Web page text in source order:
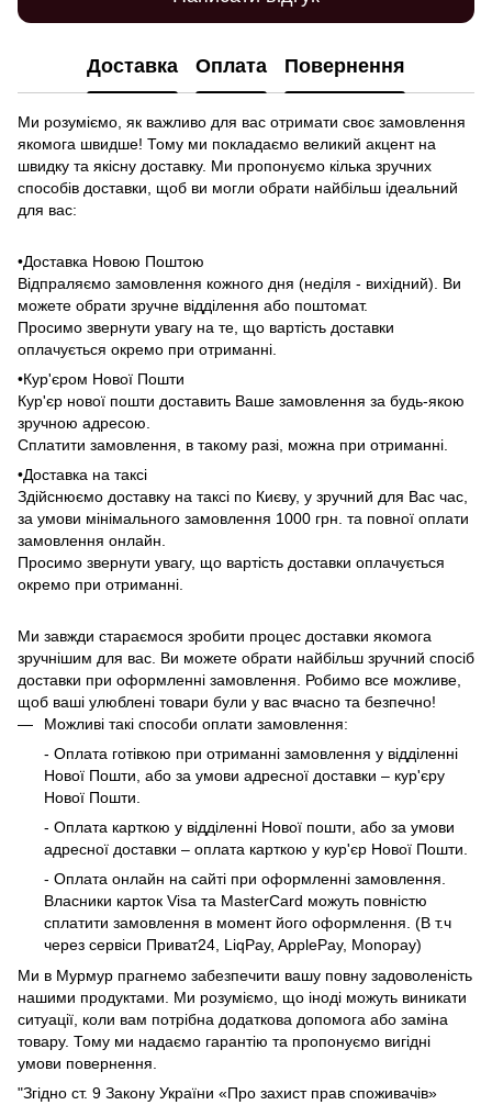
Доставка Оплата Повернення
Ми розуміємо, як важливо для вас отримати своє замовлення
якомога швидше! Тому ми покладаємо великий акцент на
швидку та якісну доставку. Ми пропонуємо кілька зручних
способів доставки, щоб ви могли обрати найбільш ідеальний
для вас:
•Доставка Новою Поштою
Відпраляємо замовлення кожного дня (неділя - вихідний). Ви
можете обрати зручне відділення або поштомат.
Просимо звернути увагу на те, що вартість доставки
оплачується окремо при отриманні.
•Кур'єром Нової Пошти
Кур'єр нової пошти доставить Ваше замовлення за будь-якою
зручною адресою.
Сплатити замовлення, в такому разі, можна при отриманні.
•Доставка на таксі
Здійснюємо доставку на таксі по Києву, у зручний для Вас час,
за умови мінімального замовлення 1000 грн. та повної оплати
замовлення онлайн.
Просимо звернути увагу, що вартість доставки оплачується
окремо при отриманні.
Ми завжди стараємося зробити процес доставки якомога
зручнішим для вас. Ви можете обрати найбільш зручний спосіб
доставки при оформленні замовлення. Робимо все можливе,
щоб ваші улюблені товари були у вас вчасно та безпечно!
Можливі такі способи оплати замовлення:
- Оплата готівкою при отриманні замовлення у відділенні
Нової Пошти, або за умови адресної доставки – кур'єру
Нової Пошти.
- Оплата карткою у відділенні Нової пошти, або за умови
адресної доставки – оплата карткою у кур'єр Нової Пошти.
- Оплата онлайн на сайті при оформленні замовлення.
Власники карток Visa та MasterCard можуть повністю
сплатити замовлення в момент його оформлення. (В т.ч
через сервіси Приват24, LiqPay, ApplePay, Monopay)
Ми в Мурмур прагнемо забезпечити вашу повну задоволеність
нашими продуктами. Ми розуміємо, що іноді можуть виникати
ситуації, коли вам потрібна додаткова допомога або заміна
товару. Тому ми надаємо гарантію та пропонуємо вигідні
умови повернення.
"Згідно ст. 9 Закону України «Про захист прав споживачів»